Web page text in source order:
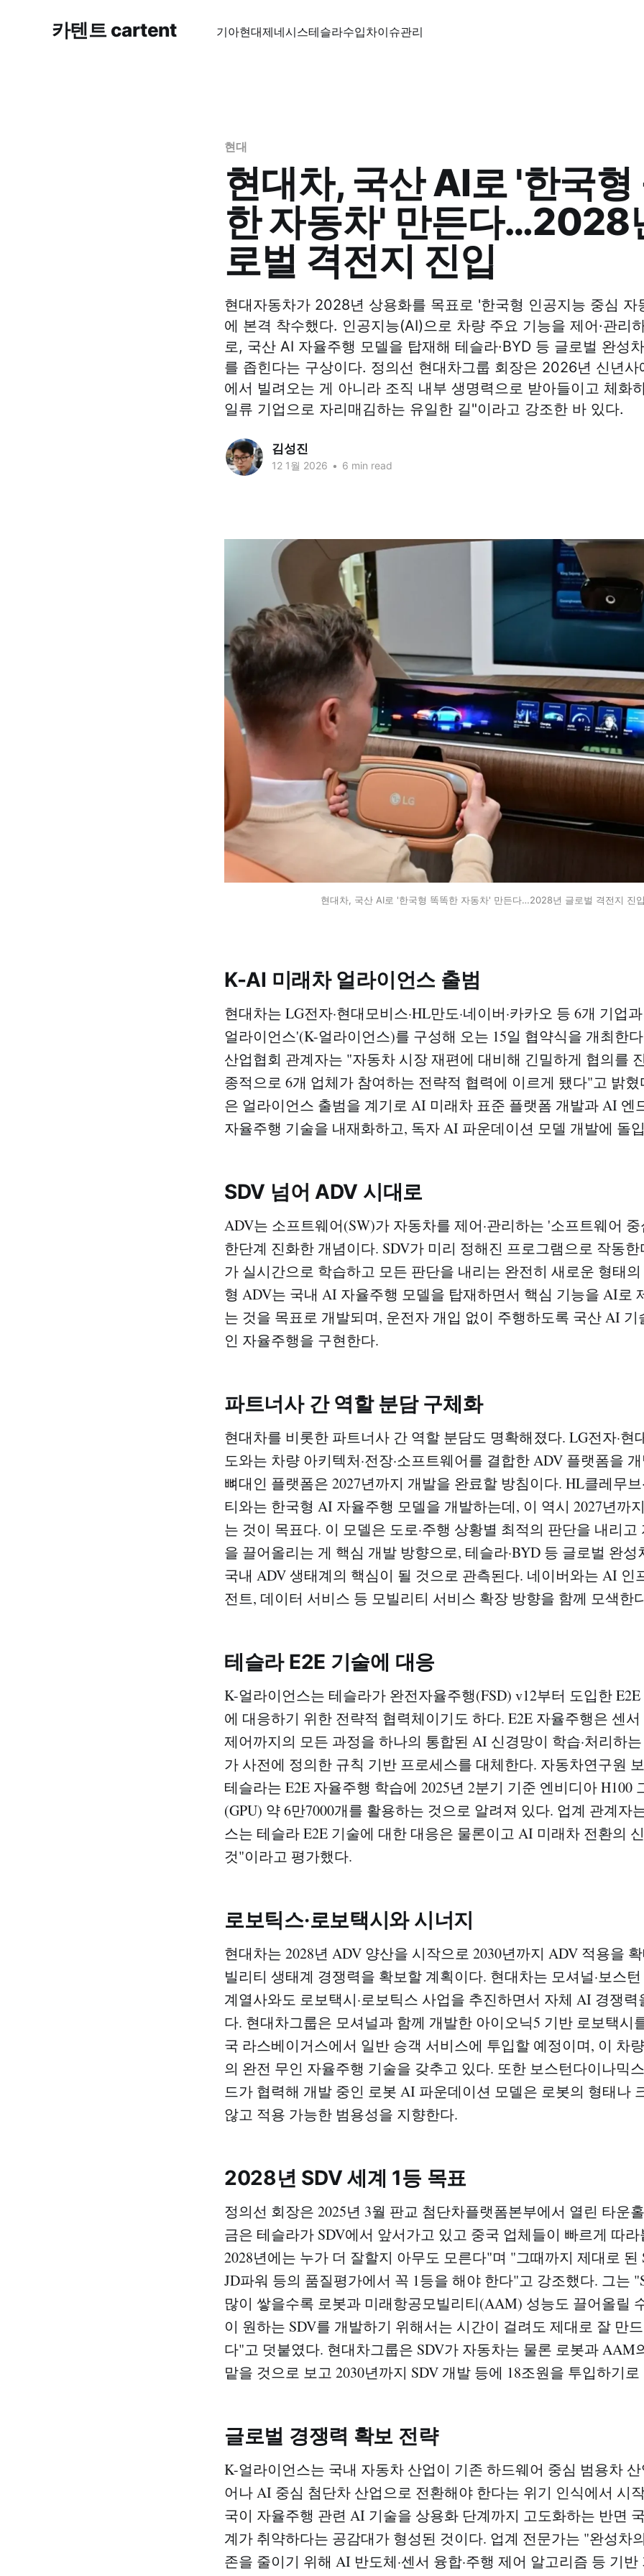
카텐트 cartent 기아현대제네시스테슬라수입차이슈관리
현대
현대차, 국산 AI로 '한국형
한 자동차' 만든다…2028
로벌 격전지 진입
현대자동차가 2028년 상용화를 목표로 '한국형 인공지능 중심 자
에 본격 착수했다. 인공지능(AI)으로 차량 주요 기능을 제어·관리
로, 국산 AI 자율주행 모델을 탑재해 테슬라·BYD 등 글로벌 완성
를 좁힌다는 구상이다. 정의선 현대차그룹 회장은 2026년 신년
에서 빌려오는 게 아니라 조직 내부 생명력으로 받아들이고 체화
일류 기업으로 자리매김하는 유일한 길"이라고 강조한 바 있다.​
김성진
12 1월 2026 • 6 min read
현대차, 국산 AI로 '한국형 똑똑한 자동차' 만든다…2028년 글로벌 격전지 진
K-AI 미래차 얼라이언스 출범
현대차는 LG전자·현대모비스·HL만도·네이버·카카오 등 6개 기업
얼라이언스'(K-얼라이언스)를 구성해 오는 15일 협약식을 개최한
산업협회 관계자는 "자동차 시장 재편에 대비해 긴밀하게 협의를
종적으로 6개 업체가 참여하는 전략적 협력에 이르게 됐다"고 밝
은 얼라이언스 출범을 계기로 AI 미래차 표준 플랫폼 개발과 AI 엔
자율주행 기술을 내재화하고, 독자 AI 파운데이션 모델 개발에 돌
SDV 넘어 ADV 시대로
ADV는 소프트웨어(SW)가 자동차를 제어·관리하는 '소프트웨어
한단계 진화한 개념이다. SDV가 미리 정해진 프로그램으로 작동
가 실시간으로 학습하고 모든 판단을 내리는 완전히 새로운 형태
형 ADV는 국내 AI 자율주행 모델을 탑재하면서 핵심 기능을 AI로
는 것을 목표로 개발되며, 운전자 개입 없이 주행하도록 국산 AI 기
인 자율주행을 구현한다.​
파트너사 간 역할 분담 구체화
현대차를 비롯한 파트너사 간 역할 분담도 명확해졌다. LG전자·현
도와는 차량 아키텍처·전장·소프트웨어를 결합한 ADV 플랫폼을
뼈대인 플랫폼은 2027년까지 개발을 완료할 방침이다. HL클레무
티와는 한국형 AI 자율주행 모델을 개발하는데, 이 역시 2027년까
는 것이 목표다. 이 모델은 도로·주행 상황별 최적의 판단을 내리
을 끌어올리는 게 핵심 개발 방향으로, 테슬라·BYD 등 글로벌 완
국내 ADV 생태계의 핵심이 될 것으로 관측된다. 네이버와는 AI 인
전트, 데이터 서비스 등 모빌리티 서비스 확장 방향을 함께 모색한
테슬라 E2E 기술에 대응
K-얼라이언스는 테슬라가 완전자율주행(FSD) v12부터 도입한
에 대응하기 위한 전략적 협력체이기도 하다. E2E 자율주행은 센
제어까지의 모든 과정을 하나의 통합된 AI 신경망이 학습·처리하
가 사전에 정의한 규칙 기반 프로세스를 대체한다. 자동차연구원
테슬라는 E2E 자율주행 학습에 2025년 2분기 기준 엔비디아 H100
(GPU) 약 6만7000개를 활용하는 것으로 알려져 있다. 업계 관계자
스는 테슬라 E2E 기술에 대한 대응은 물론이고 AI 미래차 전환의
것"이라고 평가했다.​
로보틱스·로보택시와 시너지
현대차는 2028년 ADV 양산을 시작으로 2030년까지 ADV 적용을
빌리티 생태계 경쟁력을 확보할 계획이다. 현대차는 모셔널·보스
계열사와도 로보택시·로보틱스 사업을 추진하면서 자체 AI 경쟁
다. 현대차그룹은 모셔널과 함께 개발한 아이오닉5 기반 로보택시
국 라스베이거스에서 일반 승객 서비스에 투입할 예정이며, 이 차
의 완전 무인 자율주행 기술을 갖추고 있다. 또한 보스턴다이나믹
드가 협력해 개발 중인 로봇 AI 파운데이션 모델은 로봇의 형태나
않고 적용 가능한 범용성을 지향한다.​
2028년 SDV 세계 1등 목표
정의선 회장은 2025년 3월 판교 첨단차플랫폼본부에서 열린 타운
금은 테슬라가 SDV에서 앞서가고 있고 중국 업체들이 빠르게 따
2028년에는 누가 더 잘할지 아무도 모른다"며 "그때까지 제대로 된
JD파워 등의 품질평가에서 꼭 1등을 해야 한다"고 강조했다. 그는
많이 쌓을수록 로봇과 미래항공모빌리티(AAM) 성능도 끌어올릴
이 원하는 SDV를 개발하기 위해서는 시간이 걸려도 제대로 잘 만
다"고 덧붙였다. 현대차그룹은 SDV가 자동차는 물론 로봇과 AAM
맡을 것으로 보고 2030년까지 SDV 개발 등에 18조원을 투입하기로
글로벌 경쟁력 확보 전략
K-얼라이언스는 국내 자동차 산업이 기존 하드웨어 중심 범용차
어나 AI 중심 첨단차 산업으로 전환해야 한다는 위기 인식에서 시
국이 자율주행 관련 AI 기술을 상용화 단계까지 고도화하는 반면
계가 취약하다는 공감대가 형성된 것이다. 업계 전문가는 "완성차
존을 줄이기 위해 AI 반도체·센서 융합·주행 제어 알고리즘 등 기